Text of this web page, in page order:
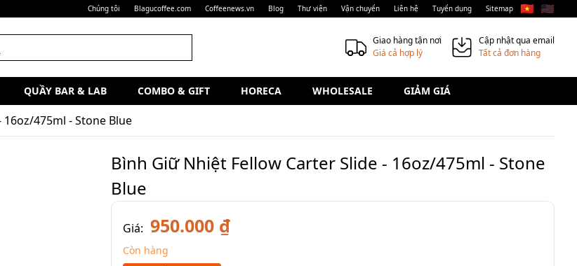
Chúng tôi Blagucoffee.com Coffeenews.vn Blog Thư viện Vận chuyển Liên hệ Tuyển dụng Sitemap 🇻🇳 🇺🇸
Giao hàng tận nơi
Giá cả hợp lý
Cập nhật qua email
Tất cả đơn hàng
QUẦY BAR & LAB COMBO & GIFT HORECA WHOLESALE GIẢM GIÁ
475ml - Stone Blue
Bình Giữ Nhiệt Fellow Carter Slide - 16oz/475ml - Stone
Blue
Giá: 950.000 ₫
Còn hàng